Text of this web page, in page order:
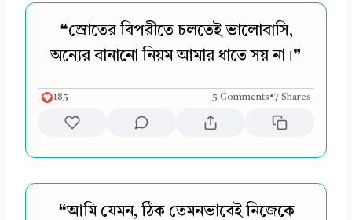
❝স্রোতের বিপরীতে চলতেই ভালোবাসি,
অন্যের বানানো নিয়ম আমার ধাতে সয় না।❞
185 5 Comments•7 Shares
❝আমি যেমন, ঠিক তেমনভাবেই নিজেকে